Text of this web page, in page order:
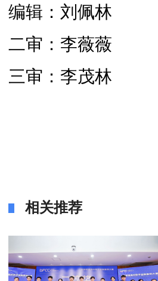
编辑：刘佩林
二审：李薇薇
三审：李茂林
相关推荐